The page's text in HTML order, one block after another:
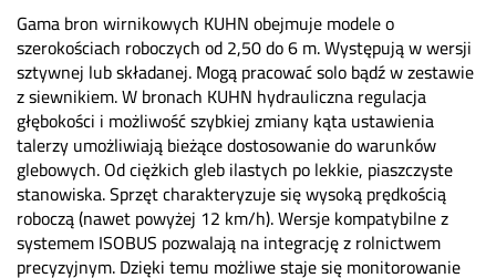
Gama bron wirnikowych KUHN obejmuje modele o
szerokościach roboczych od 2,50 do 6 m. Występują w wersji
sztywnej lub składanej. Mogą pracować solo bądź w zestawie
z siewnikiem. W bronach KUHN hydrauliczna regulacja
głębokości i możliwość szybkiej zmiany kąta ustawienia
talerzy umożliwiają bieżące dostosowanie do warunków
glebowych. Od ciężkich gleb ilastych po lekkie, piaszczyste
stanowiska. Sprzęt charakteryzuje się wysoką prędkością
roboczą (nawet powyżej 12 km/h). Wersje kompatybilne z
systemem ISOBUS pozwalają na integrację z rolnictwem
precyzyjnym. Dzięki temu możliwe staje się monitorowanie